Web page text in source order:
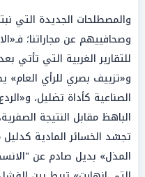
والمصطلحات الجديدة التي
وصحافييهم عن مجاراتنا؛
للتقارير الغربية التي
و«تزييف بصري للرأي العام»
الصناعية كأداة تضليل،
الباهظ مقابل النتيجة
تجسّد الخسائر المادية
المذل» بديل صادم عن